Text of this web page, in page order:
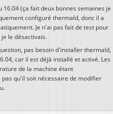
16.04 (ça fait deux bonnes semaines je
configuré thermald, donc il a
Je n'ai pas fait de test pour
le désactivais.
pas besoin d'installer thermald,
car il est déjà installé et activé. Les
de la machine étant
qu'il soit nécessaire de modifier